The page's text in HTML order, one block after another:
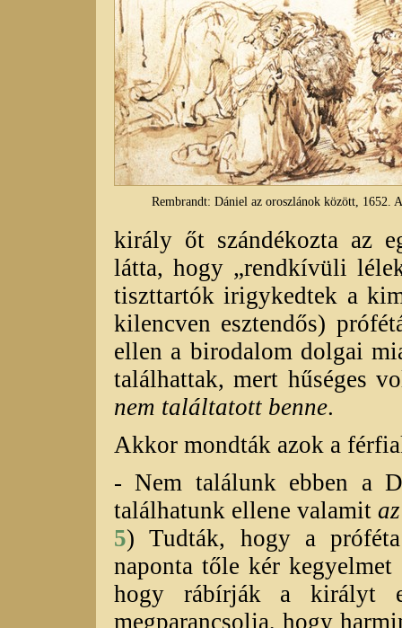
Rembrandt: Dániel az oroszlánok között, 1652.
király őt szándékozta az
látta, hogy „rendkívüli
tiszttartók irigykedtek a
kilencven esztendős)
ellen a birodalom dolgai
találhattak, mert hűséges
nem találtatott benne.
Akkor mondták azok a
- Nem találunk ebben a
találhatunk ellene valamit
5) Tudták, hogy a próféta
naponta tőle kér kegyelmet
hogy rábírják a királyt
megparancsolja, hogy